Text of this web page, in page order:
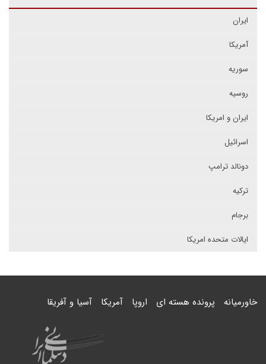
ایران
آمریکا
سوریه
روسیه
ایران و امریکا
اسرائیل
دونالد ترامپ
ترکیه
برجام
ایالات متحده امریکا
خاورمیانه پرونده هسته ای اروپا آمریکا آسیا و آفریقا